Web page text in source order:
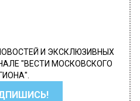
И ЭКСКЛЮЗИВНЫХ
"ВЕСТИ МОСКОВСКОГО